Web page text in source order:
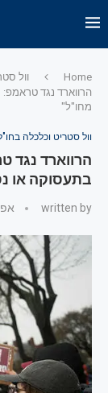
Home
וול
הרווארד נגד טראמפ:
מחו"ל"
וול סטריט וכלכלה
הרווארד נגד
בתעסוקה או
written by אפריל